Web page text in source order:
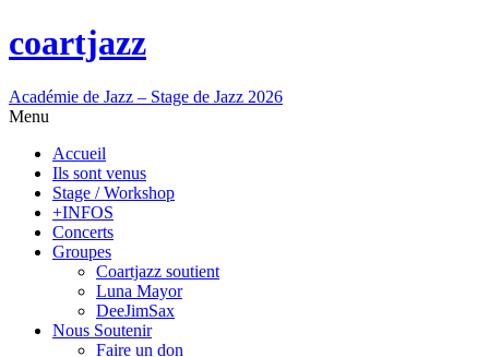
coartjazz
Académie de Jazz – Stage de Jazz 2026
Menu
Accueil
Ils sont venus
Stage / Workshop
+INFOS
Concerts
Groupes
Coartjazz soutient
Luna Mayor
DeeJimSax
Nous Soutenir
Faire un don